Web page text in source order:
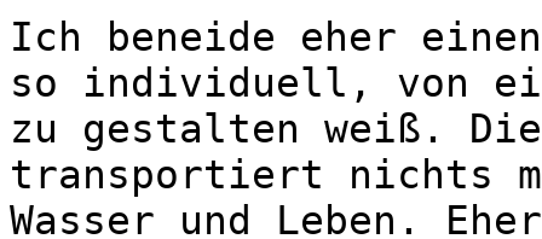
Ich beneide eher
so individuell, von
zu gestalten weiß.
transportiert nichts
Wasser und Leben.